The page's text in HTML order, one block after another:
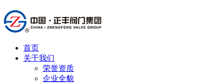
首页
关于我们
荣誉资质
企业全貌